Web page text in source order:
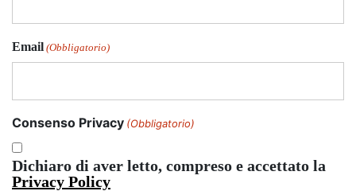
Email (Obbligatorio)
Consenso Privacy (Obbligatorio)
Dichiaro di aver letto, compreso e accettato la
Privacy Policy